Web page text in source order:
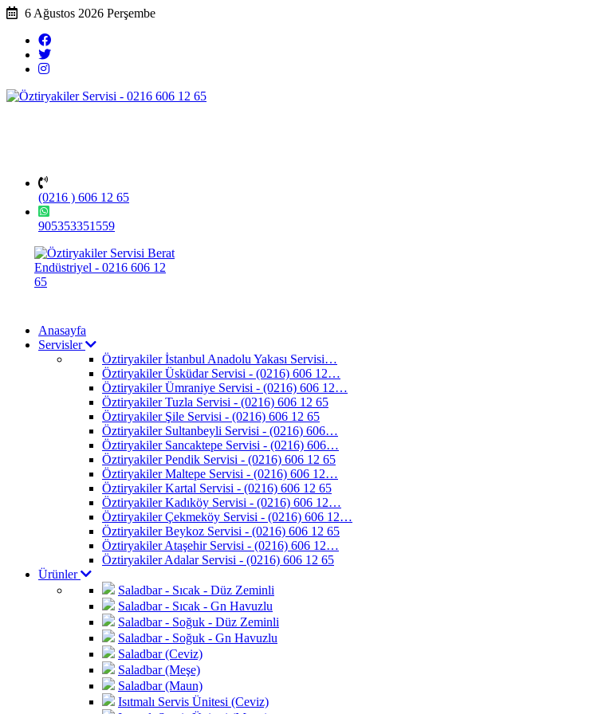
6 Ağustos 2026 Perşembe
(0216 ) 606 12 65
905353351559
Anasayfa
Servisler
Öztiryakiler İstanbul Anadolu Yakası Servisi…
Öztiryakiler Üsküdar Servisi - (0216) 606 12…
Öztiryakiler Ümraniye Servisi - (0216) 606 12…
Öztiryakiler Tuzla Servisi - (0216) 606 12 65
Öztiryakiler Şile Servisi - (0216) 606 12 65
Öztiryakiler Sultanbeyli Servisi - (0216) 606…
Öztiryakiler Sancaktepe Servisi - (0216) 606…
Öztiryakiler Pendik Servisi - (0216) 606 12 65
Öztiryakiler Maltepe Servisi - (0216) 606 12…
Öztiryakiler Kartal Servisi - (0216) 606 12 65
Öztiryakiler Kadıköy Servisi - (0216) 606 12…
Öztiryakiler Çekmeköy Servisi - (0216) 606 12…
Öztiryakiler Beykoz Servisi - (0216) 606 12 65
Öztiryakiler Ataşehir Servisi - (0216) 606 12…
Öztiryakiler Adalar Servisi - (0216) 606 12 65
Ürünler
Saladbar - Sıcak - Düz Zeminli
Saladbar - Sıcak - Gn Havuzlu
Saladbar - Soğuk - Düz Zeminli
Saladbar - Soğuk - Gn Havuzlu
Saladbar (Ceviz)
Saladbar (Meşe)
Saladbar (Maun)
Isıtmalı Servis Ünitesi (Ceviz)